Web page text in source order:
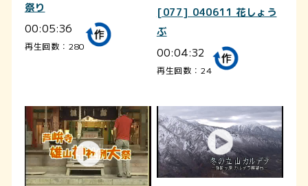
祭り
00:05:36
再生回数：280
[077] 040611 花しょう
ぶ
00:04:32
再生回数：24